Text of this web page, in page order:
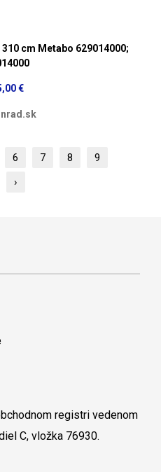
cm Metabo 629014000;
€
6 7 8
9
›
registri vedenom
C, vložka 76930.